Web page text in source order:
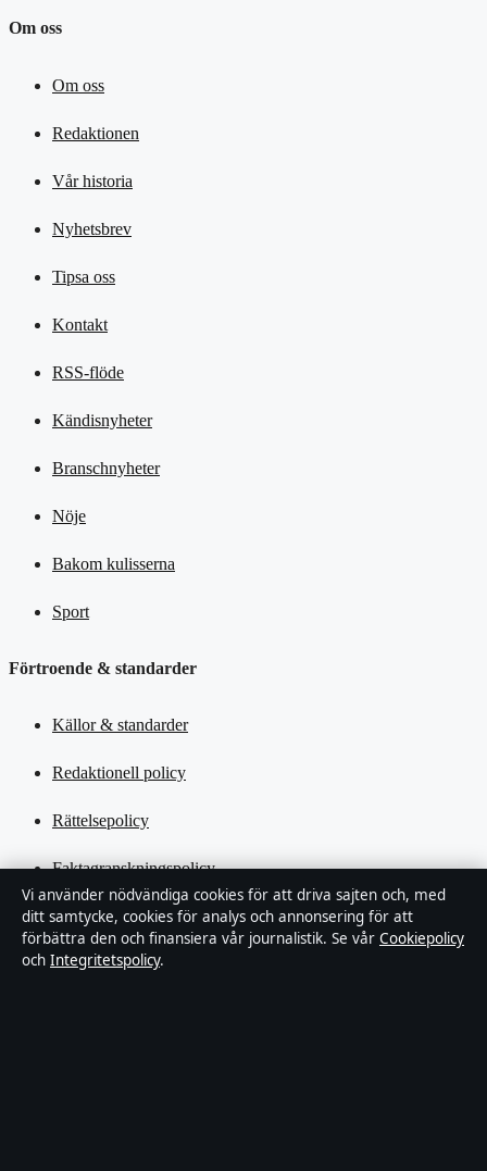
Om oss
Om oss
Redaktionen
Vår historia
Nyhetsbrev
Tipsa oss
Kontakt
RSS-flöde
Kändisnyheter
Branschnyheter
Nöje
Bakom kulisserna
Sport
Förtroende & standarder
Källor & standarder
Redaktionell policy
Rättelsepolicy
Faktagranskningspolicy
Ägande & finansiering
Integritetspolicy
Vi använder nödvändiga cookies för att driva sajten och, med
ditt samtycke, cookies för analys och annonsering för att
förbättra den och finansiera vår journalistik. Se vår Cookiepolicy
och Integritetspolicy.